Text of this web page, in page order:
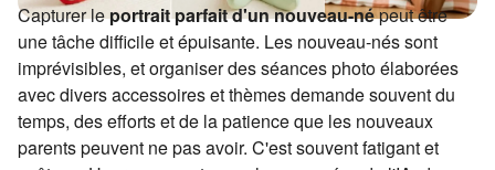
Capturer leportrait parfait d'un nouveau-népeut être
une tâche difficile et épuisante. Les nouveau-nés sont
imprévisibles, et organiser des séances photo élaborées
avec divers accessoires et thèmes demande souvent du
temps, des efforts et de la patience que les nouveaux
parents peuvent ne pas avoir. C'est souvent fatigant et